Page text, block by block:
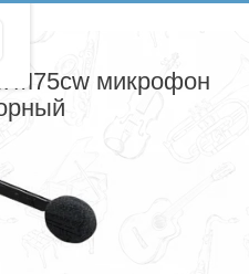
микрофон